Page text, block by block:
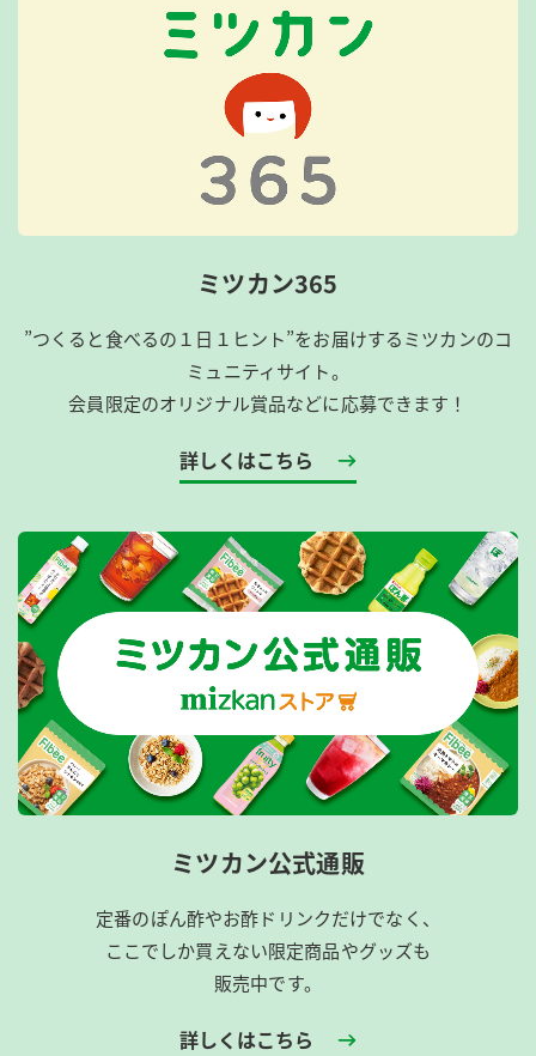
ミツカン365
”つくると食べるの１日１ヒント”をお届けするミツカンのコ
ミュニティサイト。
会員限定のオリジナル賞品などに応募できます！
詳しくはこちら
ミツカン公式通販
定番のぽん酢やお酢ドリンクだけでなく、
ここでしか買えない限定商品やグッズも
販売中です。
詳しくはこちら